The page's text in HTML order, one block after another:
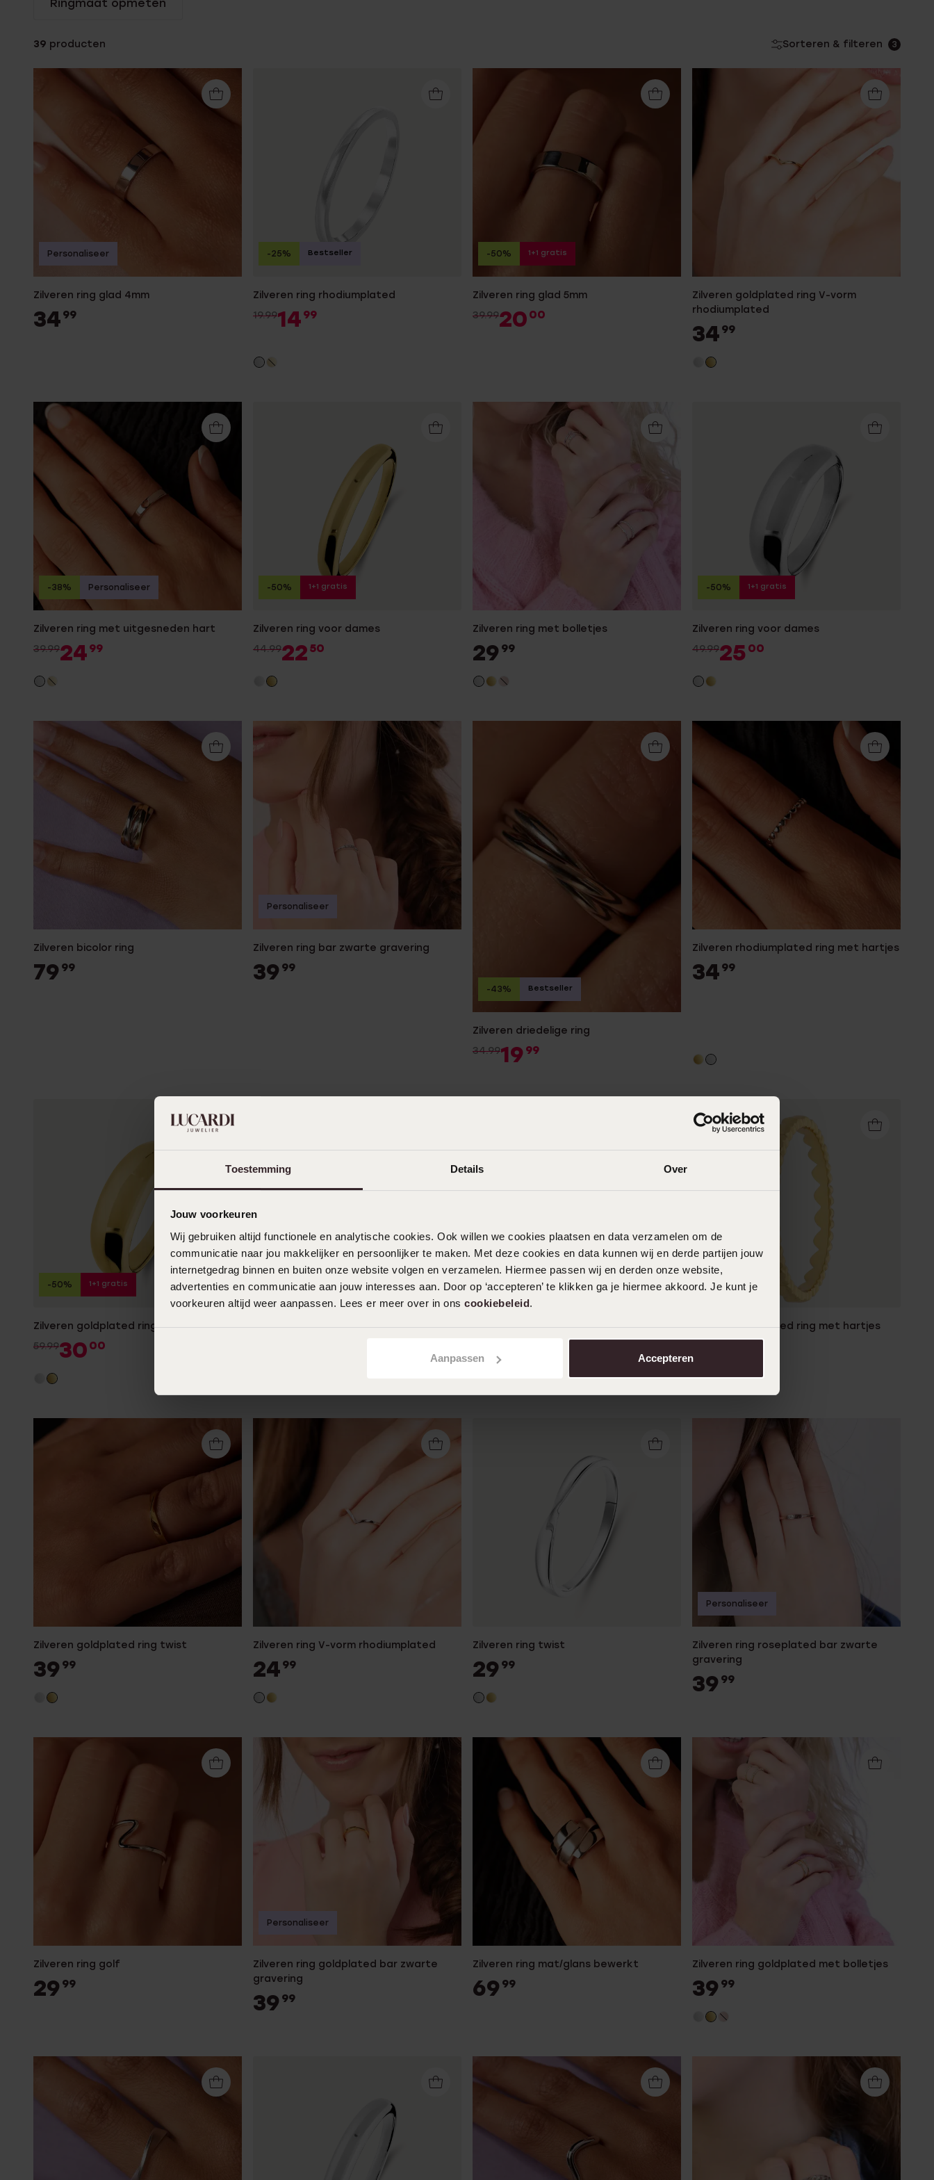
Toestemming Details Over
Jouw voorkeuren
Wij gebruiken altijd functionele en analytische cookies. Ook willen we cookies plaatsen en data verzamelen om de
communicatie naar jou makkelijker en persoonlijker te maken. Met deze cookies en data kunnen wij en derde partijen jouw
internetgedrag binnen en buiten onze website volgen en verzamelen. Hiermee passen wij en derden onze website,
advertenties en communicatie aan jouw interesses aan. Door op ‘accepteren’ te klikken ga je hiermee akkoord. Je kunt je
voorkeuren altijd weer aanpassen. Lees er meer over in ons cookiebeleid.
Aanpassen Accepteren
Gepersonaliseerde
Ringmaat opmeten
39 producten Sorteren & filteren 3
Zilveren ring glad 4mm
34 99
Personaliseer
Zilveren ring rhodiumplated
19.9914 99
-25% Bestseller
Zilveren ring glad 5mm
39.9920 00
-50% 1+1 gratis
Zilveren goldplated ring V-vorm
rhodiumplated
34 99
Zilveren ring met uitgesneden hart
39.9924 99
-38% Personaliseer
Zilveren ring voor dames
44.9922 50
-50% 1+1 gratis
Zilveren ring met bolletjes
29 99
Zilveren ring voor dames
49.9925 00
-50% 1+1 gratis
Zilveren bicolor ring
79 99
Zilveren ring bar zwarte gravering
39 99
Personaliseer
Zilveren driedelige ring
34.9919 99
-43% Bestseller
Zilveren rhodiumplated ring met hartjes
34 99
Zilveren goldplated ring voor dames
59.9930 00
-50% 1+1 gratis
Zilveren ring hart Zilveren ring 2-tone
49
Zilveren goldplated ring met hartjes
44
Zilveren goldplated ring twist
39 99
Zilveren ring V-vorm rhodiumplated
24 99
Zilveren ring twist
29 99
Zilveren ring roseplated bar zwarte
gravering
39 99
Personaliseer
Zilveren ring golf
29 99
Zilveren ring goldplated bar zwarte
gravering
39 99
Personaliseer
Zilveren ring mat/glans bewerkt
69 99
Zilveren ring goldplated met bolletjes
39 99